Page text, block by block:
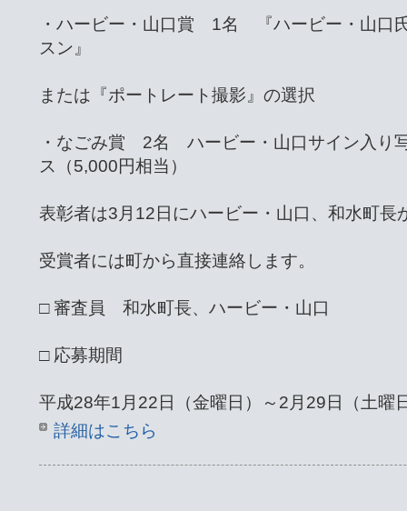
・ハービー・山口賞 1名 『ハービー・山口
スン』
または『ポートレート撮影』の選択
・なごみ賞 2名 ハービー・山口サイン入り
ス（5,000円相当）
表彰者は3月12日にハービー・山口、和水町長
受賞者には町から直接連絡します。
□ 審査員 和水町長、ハービー・山口
□ 応募期間
平成28年1月22日（金曜日）～2月29日（土曜
詳細はこちら